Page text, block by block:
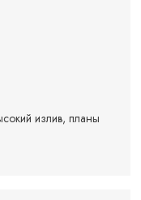
излив, планы